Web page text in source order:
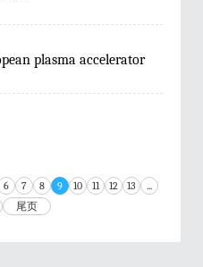
plasma accelerator
6 7 8 9 10 11 12 13
...
尾页